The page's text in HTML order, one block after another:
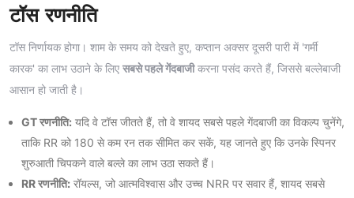
टॉस रणनीति
टॉस निर्णायक होगा। शाम के समय को देखते हुए, कप्तान अक्सर दूसरी पारी में 'गर्मी
कारक' का लाभ उठाने के लिए सबसे पहले गेंदबाजीकरना पसंद करते हैं, जिससे बल्लेबाजी
आसान हो जाती है।
GT रणनीति: यदि वे टॉस जीतते हैं, तो वे शायद सबसे पहले गेंदबाजी का विकल्प चुनेंगे,
ताकि RR को 180 से कम रन तक सीमित कर सकें, यह जानते हुए कि उनके स्पिनर
शुरुआती चिपकने वाले बल्ले का लाभ उठा सकते हैं।
RR रणनीति: रॉयल्स, जो आत्मविश्वास और उच्च NRR पर सवार हैं, शायद सबसे